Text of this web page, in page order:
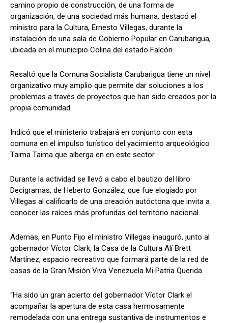
camino propio de construcción, de una forma de
organización, de una sociedad más humana, destacó el
ministro para la Cultura, Ernesto Villegas, durante la
instalación de una sala de Gobierno Popular en Carubarigua,
ubicada en el municipio Colina del estado Falcón.
Resaltó que la Comuna Socialista Carubarigua tiene un nivel
organizativo muy amplio que permite dar soluciones a los
problemas a través de proyectos que han sido creados por la
propia comunidad.
Indicó que el ministerio trabajará en conjunto con esta
comuna en el impulso turístico del yacimiento arqueológico
Taima Taima que alberga en en este sector.
Durante la actividad se llevó a cabo el bautizo del libro
Decigramas, de Heberto González, que fue elogiado por
Villegas al calificarlo de una creación autóctona que invita a
conocer las raíces más profundas del territorio nacional.
Ademas, en Punto Fijo el ministro Villegas inauguró, junto al
gobernador Víctor Clark, la Casa de la Cultura Alí Brett
Martínez, espacio recreativo que formará parte de la red de
casas de la Gran Misión Viva Venezuela Mi Patria Querida.
“Ha sido un gran acierto del gobernador Víctor Clark el
acompañar la apertura de esta casa hermosamente
remodelada con una entrega sustantiva de instrumentos e